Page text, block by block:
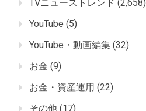
TVニューストレンド (2,658)
YouTube (5)
YouTube・動画編集 (32)
お金 (9)
お金・資産運用 (22)
その他 (17)